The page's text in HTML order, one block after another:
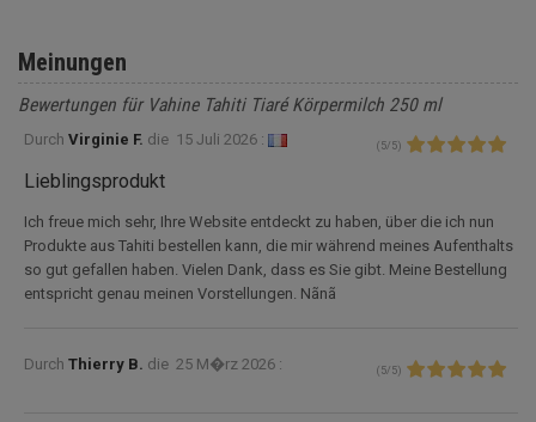
Meinungen
Bewertungen für Vahine Tahiti Tiaré Körpermilch 250 ml
Durch Virginie F. die 15 Juli 2026 : ( 5/ 5)
Lieblingsprodukt
Ich freue mich sehr, Ihre Website entdeckt zu haben, über die ich nun
Produkte aus Tahiti bestellen kann, die mir während meines Aufenthalts
so gut gefallen haben. Vielen Dank, dass es Sie gibt. Meine Bestellung
entspricht genau meinen Vorstellungen. Nãnã
Durch Thierry B. die 25 M�rz 2026 : ( 5/ 5)